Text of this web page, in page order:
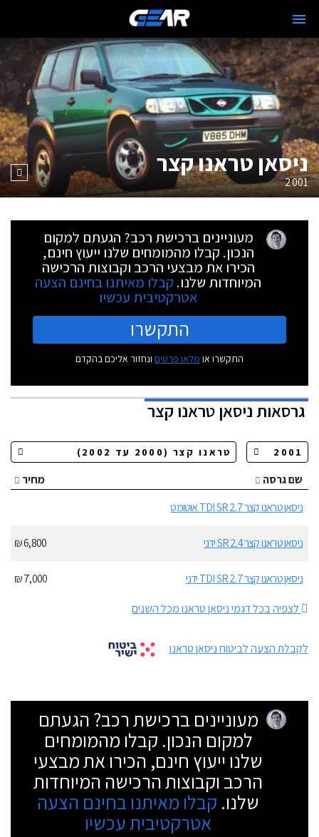
ניסאן טראנו קצר
2001
מעוניינים ברכישת רכב? הגעתם למקום
הנכון. קבלו מהמומחים שלנו ייעוץ חינם,
הכירו את מבצעי הרכב וקבוצות הרכישה
המיוחדות שלנו. קבלו מאיתנו בחינם הצעה
אטרקטיבית עכשיו
התקשרו
התקשרו או מלאו פרטים ונחזור אליכם בהקדם
גרסאותניסאן טראנו קצר
שם גרסה
מחיר
ניסאן טראנו קצר 2.7 TDI SR אוטומט
ניסאן טראנו קצר 2.4 SR ידני 6,800 ₪
ניסאן טראנו קצר 2.7 TDI SR ידני
7,000 ₪
לצפיה בכל דגמי ניסאן טראנו מכל השנים
לקבלת הצעה לביטוח ניסאן טראנו
מעוניינים ברכישת רכב? הגעתם
למקום הנכון. קבלו מהמומחים
שלנו ייעוץ חינם, הכירו את מבצעי
הרכב וקבוצות הרכישה המיוחדות
שלנו. קבלו מאיתנו בחינם הצעה
אטרקטיבית עכשיו